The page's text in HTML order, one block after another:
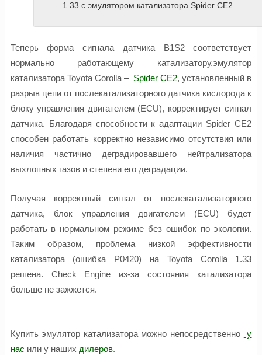
1.33 с эмулятором катализатора Spider CE2
Теперь форма сигнала датчика B1S2 соответствует
нормально работающему катализатору.эмулятор
катализатора Toyota Corolla – Spider CE2, установленный в
разрыв цепи от послекатализаторного датчика кислорода к
блоку управления двигателем (ECU), корректирует сигнал
датчика. Благодаря способности к адаптации Spider CE2
способен работать корректно независимо отсутствия или
наличия частично деградировавшего нейтрализатора
выхлопных газов и степени его деградации.
Получая корректный сигнал от послекатализаторного
датчика, блок управления двигателем (ECU) будет
работать в нормальном режиме без ошибок по экологии.
Таким образом, проблема низкой эффективности
катализатора (ошибка P0420) на Toyota Corolla 1.33
решена. Check Engine из-за состояния катализатора
больше не зажжется.
Купить эмулятор катализатора можно непосредственно
у
нас или у наших дилеров.